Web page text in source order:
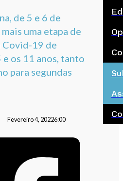
de 5 e 6 de
uma etapa de
Covid-19 de
os 11 anos, tanto
para segundas
Fevereiro 4, 20226:00